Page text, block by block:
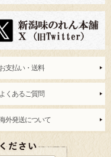
お支払い・送料
よくあるご質問
外発送について